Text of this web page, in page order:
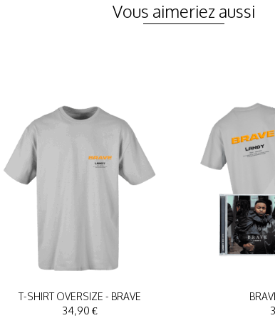
Vous aimeriez aussi
T-SHIRT OVERSIZE - BRAVE
34,90 €